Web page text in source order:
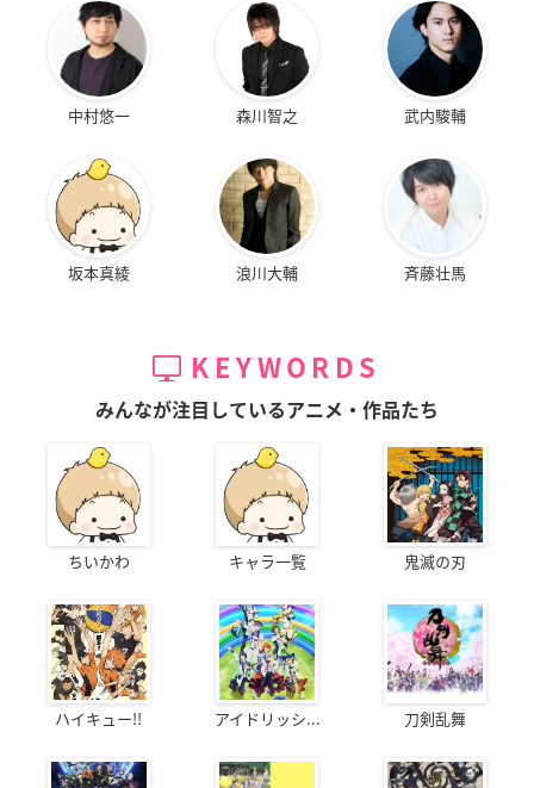
中村悠一 森川智之 武内駿輔
坂本真綾 浪川大輔 斉藤壮馬
KEYWORDS
みんなが注目しているアニメ・作品たち
ちいかわ キャラ一覧 鬼滅の刃
ハイキュー!! アイドリッシ... 刀剣乱舞